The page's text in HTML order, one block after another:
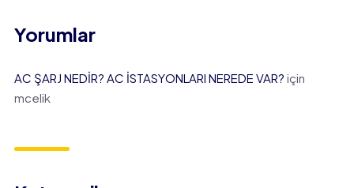
Yorumlar
AC ŞARJ NEDİR? AC İSTASYONLARI NEREDE VAR? için
mcelik